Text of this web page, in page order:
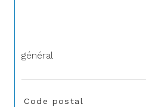
général
TRAD_SIROCCO_Caracteristique
Code postal